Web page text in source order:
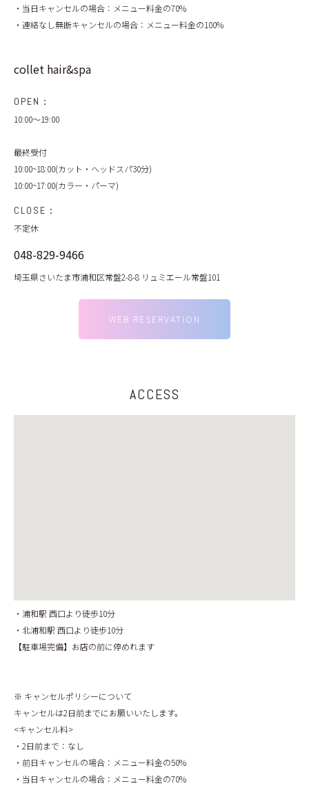
・当日キャンセルの場合：メニュー料金の70%
・連絡なし無断キャンセルの場合：メニュー料金の100%
collet hair&spa
OPEN：
10:00～19:00
最終受付
10:00~18:00(カット・ヘッドスパ30分)
10:00~17:00(カラー・パーマ)
CLOSE：
不定休
048-829-9466
埼玉県さいたま市浦和区常盤2-8-8 リュミエール常盤101
WEB RESERVATION
ACCESS
・浦和駅 西口より徒歩10分
・北浦和駅 西口より徒歩10分
【駐車場完備】お店の前に停めれます
※ キャンセルポリシーについて
キャンセルは2日前までにお願いいたします。
<キャンセル料>
・2日前まで：なし
・前日キャンセルの場合：メニュー料金の50%
・当日キャンセルの場合：メニュー料金の70%